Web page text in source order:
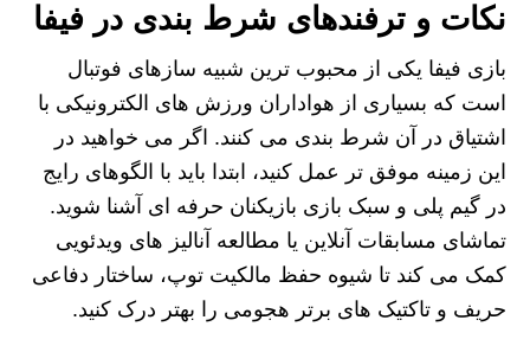
نکات و ترفندهای شرط بندی در فیفا
بازی فیفا یکی از محبوب ترین شبیه سازهای فوتبال
است که بسیاری از هواداران ورزش های الکترونیکی با
اشتیاق در آن شرط بندی می کنند. اگر می خواهید در
این زمینه موفق تر عمل کنید، ابتدا باید با الگوهای رایج
در گیم پلی و سبک بازی بازیکنان حرفه ای آشنا شوید.
تماشای مسابقات آنلاین یا مطالعه آنالیز های ویدئویی
کمک می کند تا شیوه حفظ مالکیت توپ، ساختار دفاعی
حریف و تاکتیک های برتر هجومی را بهتر درک کنید.